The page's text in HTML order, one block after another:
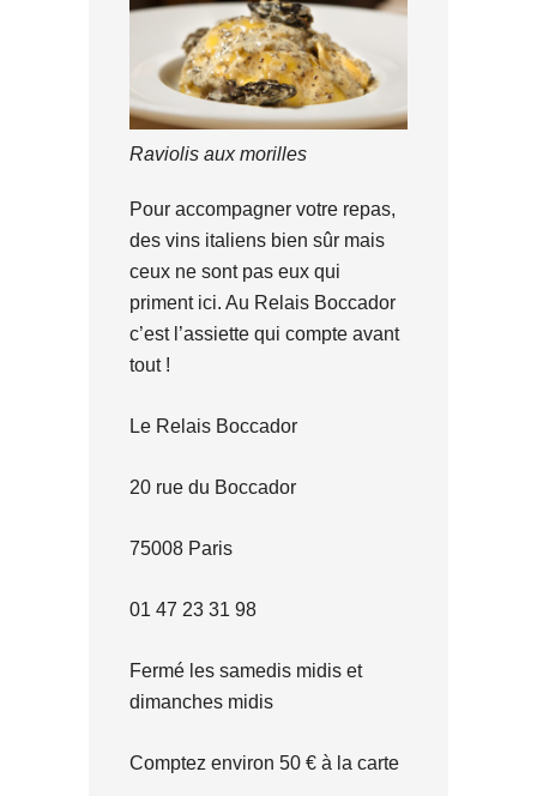
Raviolis aux morilles
Pour accompagner votre repas,
des vins italiens bien sûr mais
ceux ne sont pas eux qui
priment ici. Au Relais Boccador
c’est l’assiette qui compte avant
tout !
Le Relais Boccador
20 rue du Boccador
75008 Paris
01 47 23 31 98
Fermé les samedis midis et
dimanches midis
Comptez environ 50 € à la carte